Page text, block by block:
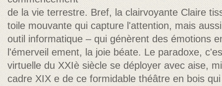
de la vie terrestre. Bref, la clairvoyante Claire
toile mouvante qui capture l'attention, mais
outil informatique – qui génèrent des émotions
l'émerveil ement, la joie béate. Le paradoxe,
virtuelle du XXIè siècle se déployer avec aise,
cadre XIX e de ce formidable théâtre en bois